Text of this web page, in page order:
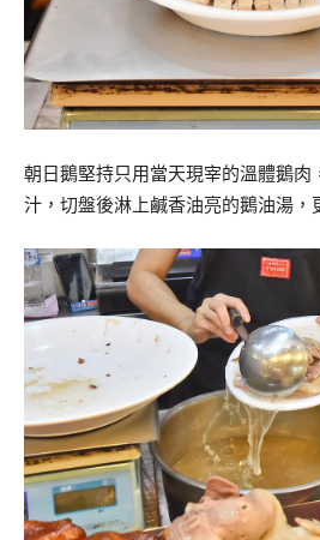
朝日鵝堅持只用當天現宰的溫體鵝肉
汁， 切盤後淋上鹹香油亮的鵝油湯，